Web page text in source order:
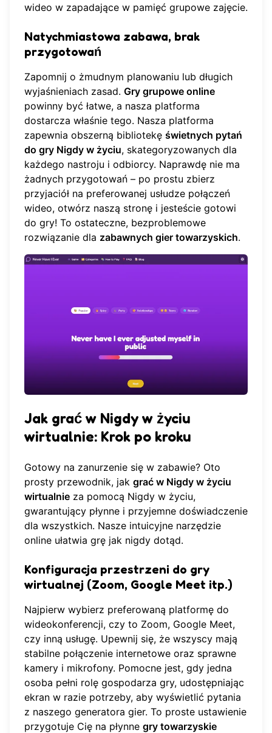
wideo w zapadające w pamięć grupowe zajęcie.
Natychmiastowa zabawa, brak
przygotowań
Zapomnij o żmudnym planowaniu lub długich
wyjaśnieniach zasad. Gry grupowe online
powinny być łatwe, a nasza platforma
dostarcza właśnie tego. Nasza platforma
zapewnia obszerną bibliotekę świetnych pytań
do gry Nigdy w życiu, skategoryzowanych dla
każdego nastroju i odbiorcy. Naprawdę nie ma
żadnych przygotowań – po prostu zbierz
przyjaciół na preferowanej usłudze połączeń
wideo, otwórz naszą stronę i jesteście gotowi
do gry! To ostateczne, bezproblemowe
rozwiązanie dla zabawnych gier towarzyskich.
Jak grać w Nigdy w życiu
wirtualnie: Krok po kroku
Gotowy na zanurzenie się w zabawie? Oto
prosty przewodnik, jak grać w Nigdy w życiu
wirtualnie za pomocą Nigdy w życiu,
gwarantujący płynne i przyjemne doświadczenie
dla wszystkich. Nasze intuicyjne narzędzie
online ułatwia grę jak nigdy dotąd.
Konfiguracja przestrzeni do gry
wirtualnej (Zoom, Google Meet itp.)
Najpierw wybierz preferowaną platformę do
wideokonferencji, czy to Zoom, Google Meet,
czy inną usługę. Upewnij się, że wszyscy mają
stabilne połączenie internetowe oraz sprawne
kamery i mikrofony. Pomocne jest, gdy jedna
osoba pełni rolę gospodarza gry, udostępniając
ekran w razie potrzeby, aby wyświetlić pytania
z naszego generatora gier. To proste ustawienie
przygotuje Cię na płynne gry towarzyskie